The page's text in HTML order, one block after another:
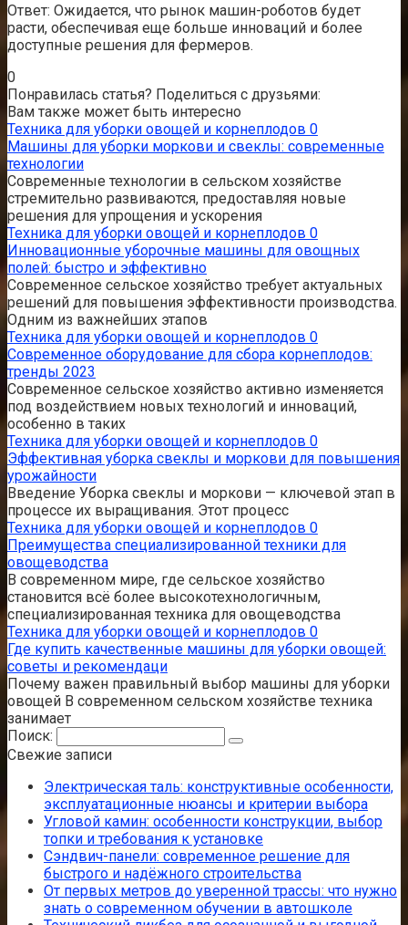
Ответ: Ожидается, что рынок машин-роботов будет
расти, обеспечивая еще больше инноваций и более
доступные решения для фермеров.
0
Понравилась статья? Поделиться с друзьями:
Вам также может быть интересно
Техника для уборки овощей и корнеплодов 0
Машины для уборки моркови и свеклы: современные
технологии
Современные технологии в сельском хозяйстве
стремительно развиваются, предоставляя новые
решения для упрощения и ускорения
Техника для уборки овощей и корнеплодов 0
Инновационные уборочные машины для овощных
полей: быстро и эффективно
Современное сельское хозяйство требует актуальных
решений для повышения эффективности производства.
Одним из важнейших этапов
Техника для уборки овощей и корнеплодов 0
Современное оборудование для сбора корнеплодов:
тренды 2023
Современное сельское хозяйство активно изменяется
под воздействием новых технологий и инноваций,
особенно в таких
Техника для уборки овощей и корнеплодов 0
Эффективная уборка свеклы и моркови для повышения
урожайности
Введение Уборка свеклы и моркови — ключевой этап в
процессе их выращивания. Этот процесс
Техника для уборки овощей и корнеплодов 0
Преимущества специализированной техники для
овощеводства
В современном мире, где сельское хозяйство
становится всё более высокотехнологичным,
специализированная техника для овощеводства
Техника для уборки овощей и корнеплодов 0
Где купить качественные машины для уборки овощей:
советы и рекомендаци
Почему важен правильный выбор машины для уборки
овощей В современном сельском хозяйстве техника
занимает
Поиск:
Свежие записи
Электрическая таль: конструктивные особенности,
эксплуатационные нюансы и критерии выбора
Угловой камин: особенности конструкции, выбор
топки и требования к установке
Сэндвич-панели: современное решение для
быстрого и надёжного строительства
От первых метров до уверенной трассы: что нужно
знать о современном обучении в автошколе